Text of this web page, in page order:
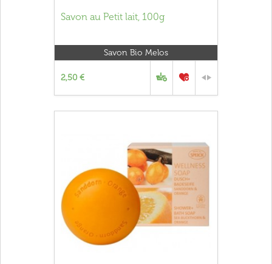
Savon au Petit lait, 100g
Savon Bio Melos
2,50 €